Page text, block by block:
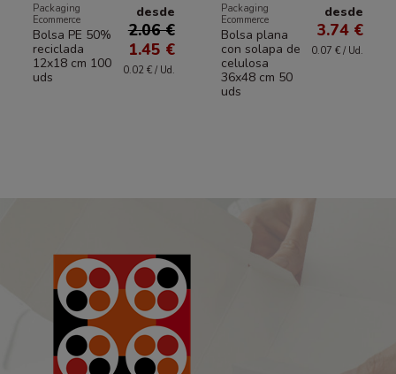
Packaging
Ecommerce
Bolsa PE 50%
reciclada
12x18 cm 100
uds
desde
2.06 €
1.45 €
0.02 € / Ud.
Packaging
Ecommerce
Bolsa plana
con solapa de
celulosa
36x48 cm 50
uds
desde
3.74 €
0.07 € / Ud.